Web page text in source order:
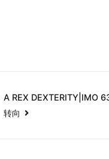
A REX DEXTERITY|IMO
转向